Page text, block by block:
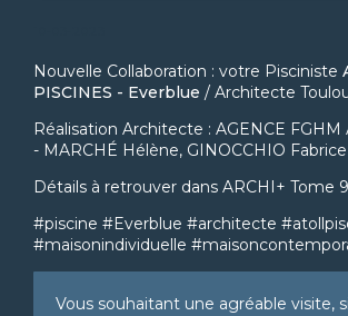
Nouvelle Collaboration : votre Pisciniste
PISCINES - Everblue / Architecte
Réalisation Architecte : AGENCE FGHM
- MARCHÉ Hélène, GINOCCHIO Fabrice
Détails à retrouver dans ARCHI+ Tome 9
#piscine #Everblue #architecte
#maisonindividuelle
Vous souhaitant une agréable visite,